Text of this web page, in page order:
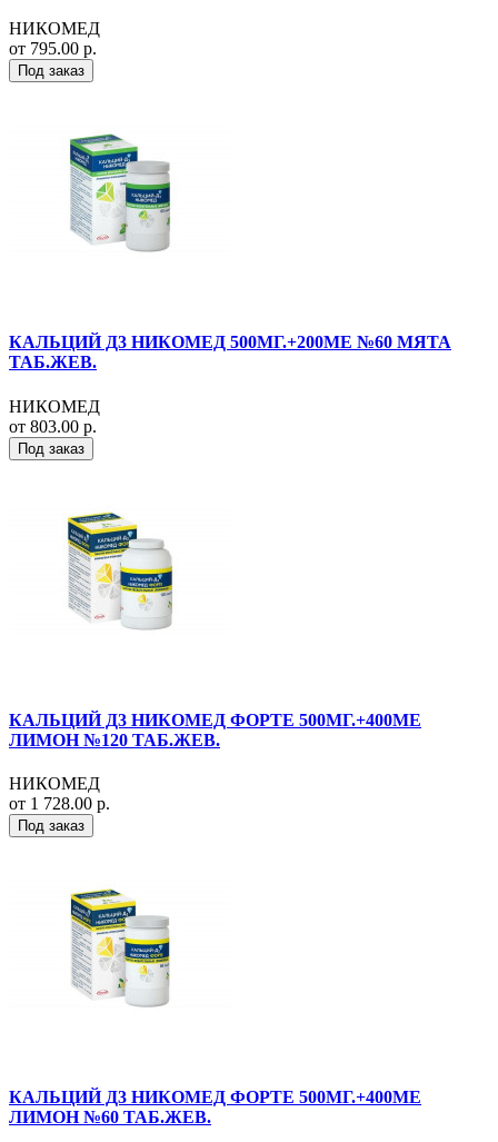
НИКОМЕД
от 795.00 р.
Под заказ
КАЛЬЦИЙ Д3 НИКОМЕД 500МГ.+200МЕ №60 МЯТА
ТАБ.ЖЕВ.
НИКОМЕД
от 803.00 р.
Под заказ
КАЛЬЦИЙ Д3 НИКОМЕД ФОРТЕ 500МГ.+400МЕ
ЛИМОН №120 ТАБ.ЖЕВ.
НИКОМЕД
от 1 728.00 р.
Под заказ
КАЛЬЦИЙ Д3 НИКОМЕД ФОРТЕ 500МГ.+400МЕ
ЛИМОН №60 ТАБ.ЖЕВ.